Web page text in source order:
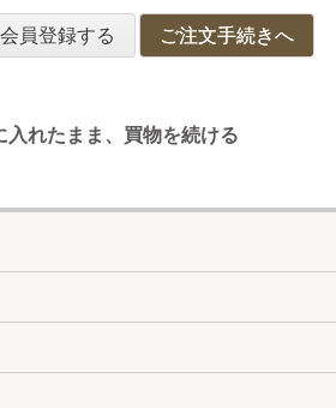
会員登録する ご注文手続きへ
入れたまま、買物を続ける